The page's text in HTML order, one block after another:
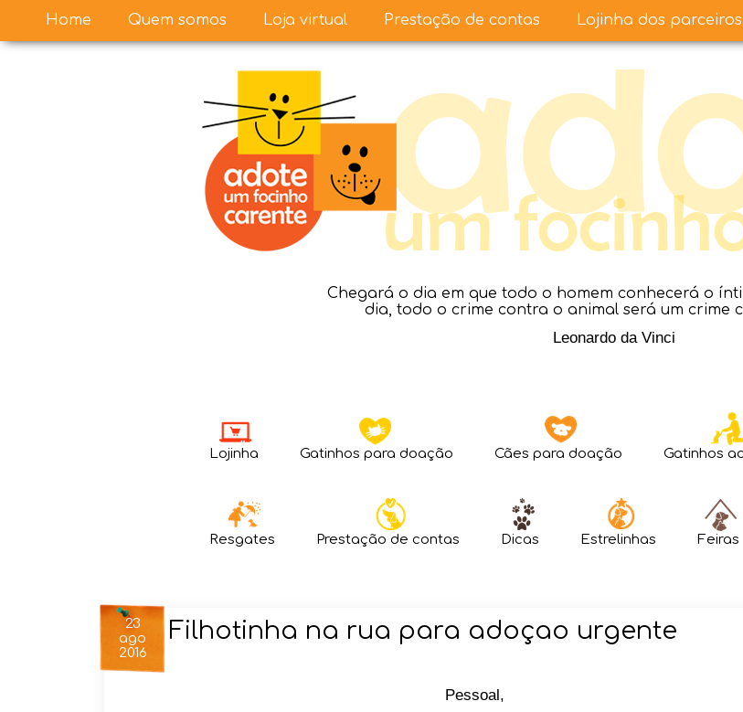
Chegará o dia em que todo o homem conhecerá o
dia, todo o crime contra o animal será um crime
Leonardo da Vinci
Lojinha Gatinhos para doação Cães para doação Gatinhos
Resgates Prestação de contas Dicas Estrelinhas Feiras
23
ago
2016
Filhotinha na rua para adoçao urgente
Pessoal,
Home Quem somos Loja virtual Prestação de contas Lojinha dos parceiros